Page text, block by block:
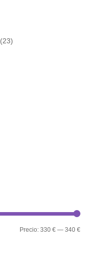
(23)
Precio
Precio
Precio:330 € —340 €